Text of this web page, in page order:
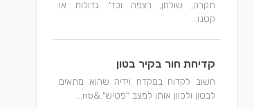
תקרה, שולחן, רצפה וכד'. גדולות או
קטנו...
קדיחת חור בקיר בטון
חשוב לקדוח במקדח וידיה שהוא מתאים
לבטון ולכוון אותו למצב "פטיש".&nb...